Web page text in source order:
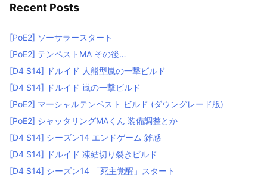
Recent Posts
[PoE2] ソーサラースタート
[PoE2] テンペストMA その後…
[D4 S14] ドルイド 人熊型嵐の一撃ビルド
[D4 S14] ドルイド 嵐の一撃ビルド
[PoE2] マーシャルテンペスト ビルド (ダウングレード版)
[PoE2] シャッタリングMAくん 装備調整とか
[D4 S14] シーズン14 エンドゲーム 雑感
[D4 S14] ドルイド 凍結切り裂きビルド
[D4 S14] シーズン14 「死主覚醒」スタート